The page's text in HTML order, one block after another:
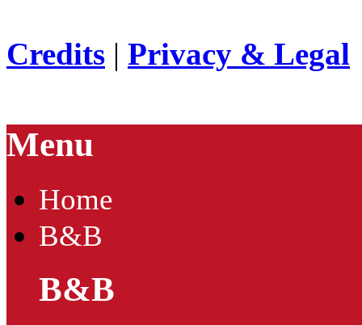
Credits | Privacy & Legal
Menu
Home
B&B
B&B